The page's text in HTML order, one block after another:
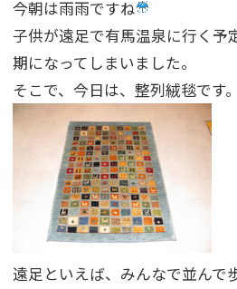
今朝は雨雨ですね
子供が遠足で有馬温泉に行く予
期になってしまいました。
そこで、今日は、整列絨毯です。
遠足といえば、みんなで並んで